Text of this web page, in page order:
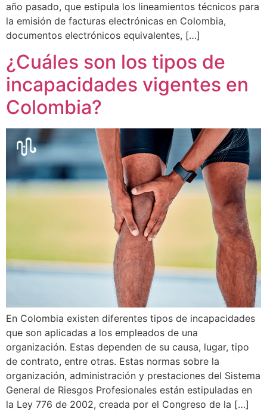
año pasado, que estipula los lineamientos técnicos para
la emisión de facturas electrónicas en Colombia,
documentos electrónicos equivalentes, […]
¿Cuáles son los tipos de
incapacidades vigentes en
Colombia?
En Colombia existen diferentes tipos de incapacidades
que son aplicadas a los empleados de una
organización. Estas dependen de su causa, lugar, tipo
de contrato, entre otras. Estas normas sobre la
organización, administración y prestaciones del Sistema
General de Riesgos Profesionales están estipuladas en
la Ley 776 de 2002, creada por el Congreso de la […]